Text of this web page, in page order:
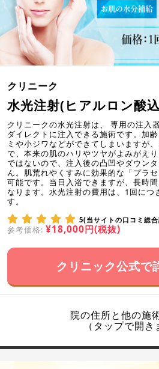
クリニーク
水光注射(ヒアルロン酸
クリニークの水光注射は、 専用の注入
ダイレクトに注入できる施術です。加
ミや小ジワなどができてしまいますが
で、本来の肌のハリやツヤがよみがえ
ではないので、注入後の凸凹やダウン
ん。肌荒れやくすみに効果的な「プラ
可能です。当日入浴できますが、長時
なります。水光注射の費用は、1回につ
す。
5(当サイトの口コミ総
参考価格: ¥18,000円(税抜)
クリニック公式で
院の住所と他の施
（タップで開き